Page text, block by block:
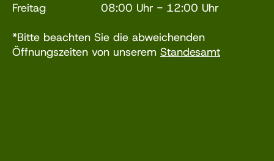
Freitag 08:00 Uhr - 12:00 Uhr
*Bitte beachten Sie die abweichenden
Öffnungszeiten von unserem Standesamt